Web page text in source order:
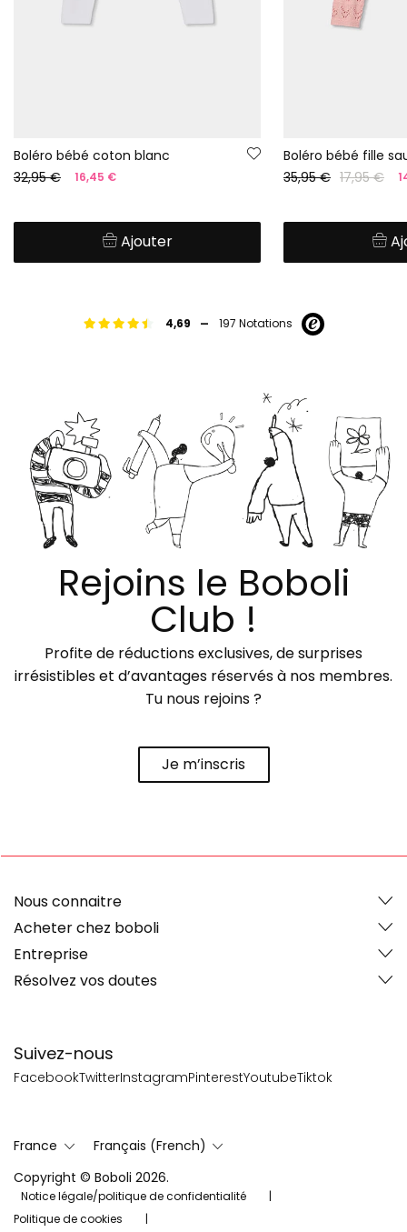
Boléro bébé coton blanc
32,95 €
16,45 €
Ajouter
Boléro bébé fille
35,95 € 17,95 €
4,69 - 197 Notations
Rejoins le Boboli
Club !
Profite de réductions exclusives, de surprises
irrésistibles et d’avantages réservés à nos membres.
Tu nous rejoins ?
Je m’inscris
Suivez-nous
FacebookTwitterInstagramPinterestYoutubeTiktok
Nous connaitre
Acheter chez boboli
Entreprise
Résolvez vos doutes
France
Français (French)
Copyright © Boboli 2026.
Notice légale/politique de confidentialité
Politique de cookies